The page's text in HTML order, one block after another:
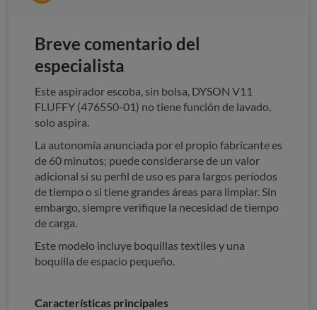
Breve comentario del
especialista
Este aspirador escoba, sin bolsa, DYSON V11
FLUFFY (476550-01) no tiene función de lavado,
solo aspira.
La autonomía anunciada por el propio fabricante es
de 60 minutos; puede considerarse de un valor
adicional si su perfil de uso es para largos períodos
de tiempo o si tiene grandes áreas para limpiar. Sin
embargo, siempre verifique la necesidad de tiempo
de carga.
Este modelo incluye boquillas textiles y una
boquilla de espacio pequeño.
Características principales